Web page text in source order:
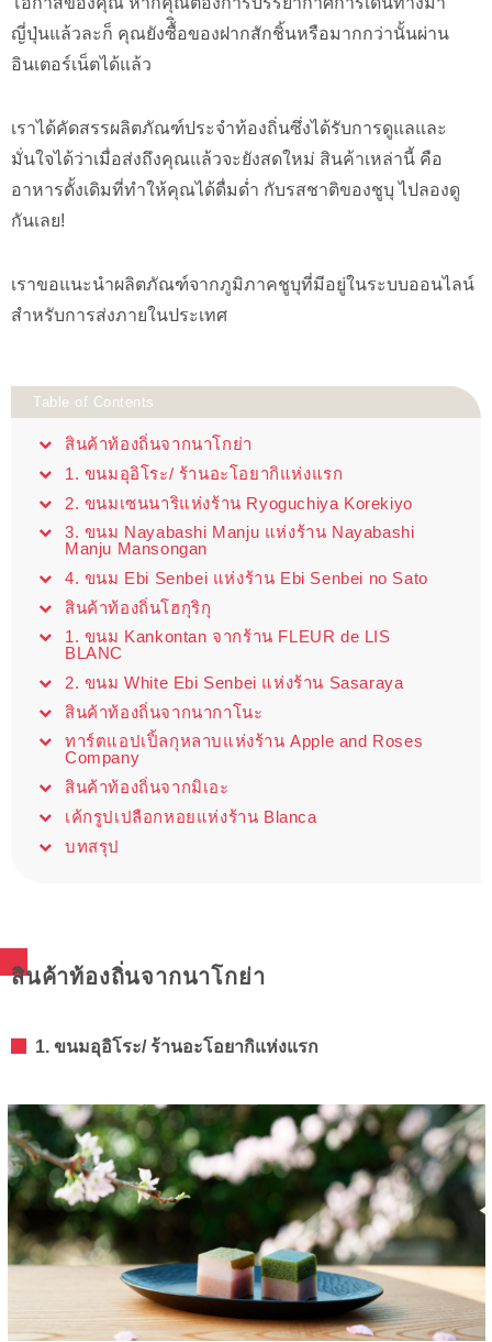
ญี่ปุ่นแล้วละก็ คุณยังซื้ิอของฝากสักชิ้นหรือมากกว่านั้นผ่าน
อินเตอร์เน็ตได้แล้ว
เราได้คัดสรรผลิตภัณฑ์ประจำท้องถิ่นซึ่งได้รับการดูแลและ
มั่นใจได้ว่าเมื่อส่งถึงคุณแล้วจะยังสดใหม่ สินค้าเหล่านี้ คือ
อาหารดั้งเดิมที่ทำให้คุณได้ดื่มด่ำ กับรสชาติของชูบุ ไปลองดู
กันเลย!
เราขอแนะนำผลิตภัณฑ์จากภูมิภาคชูบุที่มีอยู่ในระบบออนไลน์
สำหรับการส่งภายในประเทศ
Table of Contents
สินค้าท้องถิ่นจากนาโกย่า
1. ขนมอุอิโระ/ ร้านอะโอยากิแห่งแรก
2. ขนมเซนนาริแห่งร้าน Ryoguchiya Korekiyo
3. ขนม Nayabashi Manju แห่งร้าน Nayabashi
Manju Mansongan
4. ขนม Ebi Senbei แห่งร้าน Ebi Senbei no Sato
สินค้าท้องถิ่นโฮกุริกุ
1. ขนม Kankontan จากร้าน FLEUR de LIS
BLANC
2. ขนม White Ebi Senbei แห่งร้าน Sasaraya
สินค้าท้องถิ่นจากนากาโนะ
ทาร์ตแอปเปิ้ลกุหลาบแห่งร้าน Apple and Roses
Company
สินค้าท้องถิ่นจากมิเอะ
เค้กรูปเปลือกหอยแห่งร้าน Blanca
บทสรุป
สินค้าท้องถิ่นจากนาโกย่า
1. ขนมอุอิโระ/ ร้านอะโอยากิแห่งแรก